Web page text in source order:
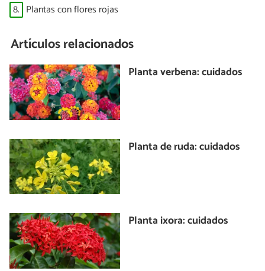
8. Plantas con flores rojas
Artículos relacionados
Planta verbena: cuidados
Planta de ruda: cuidados
Planta ixora: cuidados